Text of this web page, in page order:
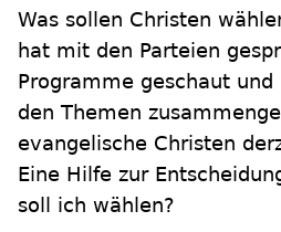
Was sollen Christen
hat mit den Parteien
Programme geschaut und
den Themen
evangelische Christen
Eine Hilfe zur
soll ich wählen?